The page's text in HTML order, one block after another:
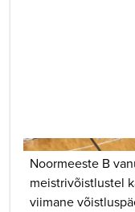
Noormeeste B
meistrivõistlustel
viimane